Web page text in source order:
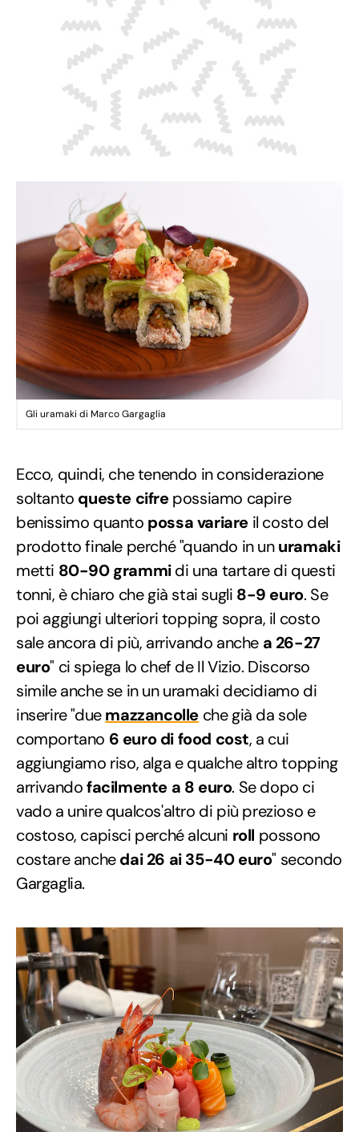
Gli uramaki di Marco Gargaglia
Ecco, quindi, che tenendo in considerazione
soltanto queste cifrepossiamo capire
benissimo quanto possa variare il costo del
prodotto finale perché "quando in unuramaki
metti 80-90 grammidi una tartare di questi
tonni, è chiaro che già stai sugli 8-9 euro. Se
poi aggiungi ulteriori topping sopra, il costo
sale ancora di più, arrivando anche a 26-27
euro" ci spiega lo chef de Il Vizio. Discorso
simile anche se in un uramaki decidiamo di
inserire "duemazzancolle che già da sole
comportano 6 euro di food cost, a cui
aggiungiamo riso, alga e qualche altro topping
arrivandofacilmente a 8 euro. Se dopo ci
vado a unire qualcos'altro di più prezioso e
costoso, capisci perché alcuni roll possono
costare anchedai 26 ai 35-40 euro" secondo
Gargaglia.